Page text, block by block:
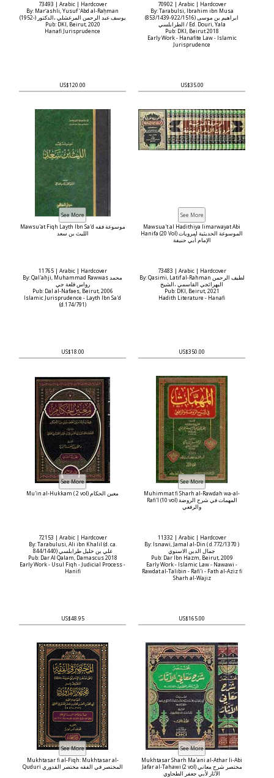
73493 | Arabic | Hardcover
By: Marʻashli, Yusuf ʻAbd al-Raḥman
(1952-) يوسف عبد الرحمن المرعشلي ،الدكتور
Pub: DKI, Beirut, 2020
Hanafi Jurisprudence
US$120.00
70902 | Arabic | Hardcover
By: Tarabulsi, Ibrahim ibn Musa
(853/1439-922/1516) ابراهيم بن موسى
الطرابلسي / Ed. Douri, Yala
Pub: DKI, Beirut 2018
Early Work - Hanafite Law - Islamic
Jurisprudence
US$35.00
Mawsu'at Fiqh Layth Ibn Sa'd موسوعة فقه
الليث بن سعد
11765 | Arabic | Hardcover
By: Qal'ahji, Muhammad Rawwas محمد
رواس قلعة جي
Pub: Dal al-Nafaes, Beirut, 2006
Islamic Jurisprudence - Layth Ibn Sa'd
(d.174/791)
US$18.00
Mawsua't al Hadithiya limarwayat Abi
Hanifa (20 Vol) الموسوعة الحديثية لمرويات
الإمام أبي حنيفة
73483 | Arabic | Hardcover
By: Qasimi, Latif al-Rahman لطيف الرحمن
البهرائجي القاسمي ،الشيخ
Pub: DKI, Beirut, 2021
Hadith Literature - Hanafi
US$350.00
Mu'in al-Hukkam ( 2 vol) معين الحكام
72153 | Arabic | Hardcover
By: Tarabulusi, Ali ibn Khalil (d. ca.
844/1440) علي بن خليل ‏طرابلسي
Pub: Dar Al Qalam, Damascus 2018
Early Work - Usul Fiqh - Judicial Process -
Hanifi
US$48.95
Muhimmat fi Sharh al-Rawdah wa-al-
Rafi'I (10 vol) المهمات في شرح الروضة
والرفعي
11332 | Arabic | Hardcover
By: Isnawi, Jamal al-Din ( d.772/1370 )
جمال الدين الاسنوي
Pub: Dar Ibn Hazm, Beirut, 2009
Early Work - Islamic Law - Nawawi -
Rawdat al-Talibin - Rafi'i - Fath al-Aziz fi
Sharh al-Wajiz
US$165.00
Mukhtasar fi al-Fiqh: Mukhtasar al-
Quduri المختصر في الفقه مختصر القدوري
Mukhtasar Sharh Ma'ani al-Athar li-Abi
Jafar al-Tahawi (2 vol) مختصر شرح معاني
الآثار لأبي جعفر الطحاوي